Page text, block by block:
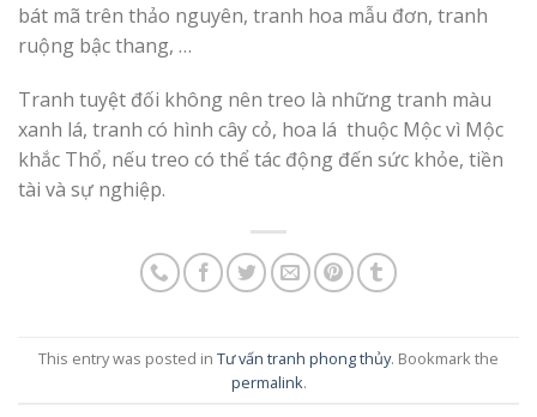
bát mã trên thảo nguyên, tranh hoa mẫu đơn, tranh
ruộng bậc thang, …
Tranh tuyệt đối không nên treo là những tranh màu
xanh lá, tranh có hình cây cỏ, hoa lá thuộc Mộc vì Mộc
khắc Thổ, nếu treo có thể tác động đến sức khỏe, tiền
tài và sự nghiệp.
This entry was posted in Tư vấn tranh phong thủy. Bookmark the
permalink.